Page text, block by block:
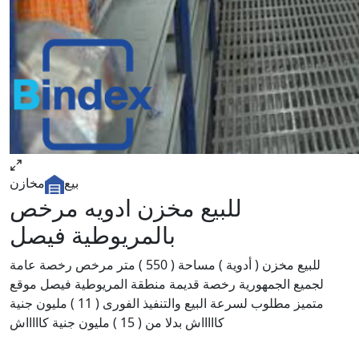
بيع مخازن
للبيع مخزن ادويه مرخص
بالمريوطية فيصل
للبيع مخزن ( أدوية ) مساحة ( 550 ) متر مرخص رخصة عامة
لجميع الجمهورية رخصة قديمة منطقة المريوطية فيصل موقع
متميز مطلوب لسرعة البيع والتنفيذ الفورى ( 11 ) مليون جنية
كاااااش بدلا من ( 15 ) مليون جنية كاااااش